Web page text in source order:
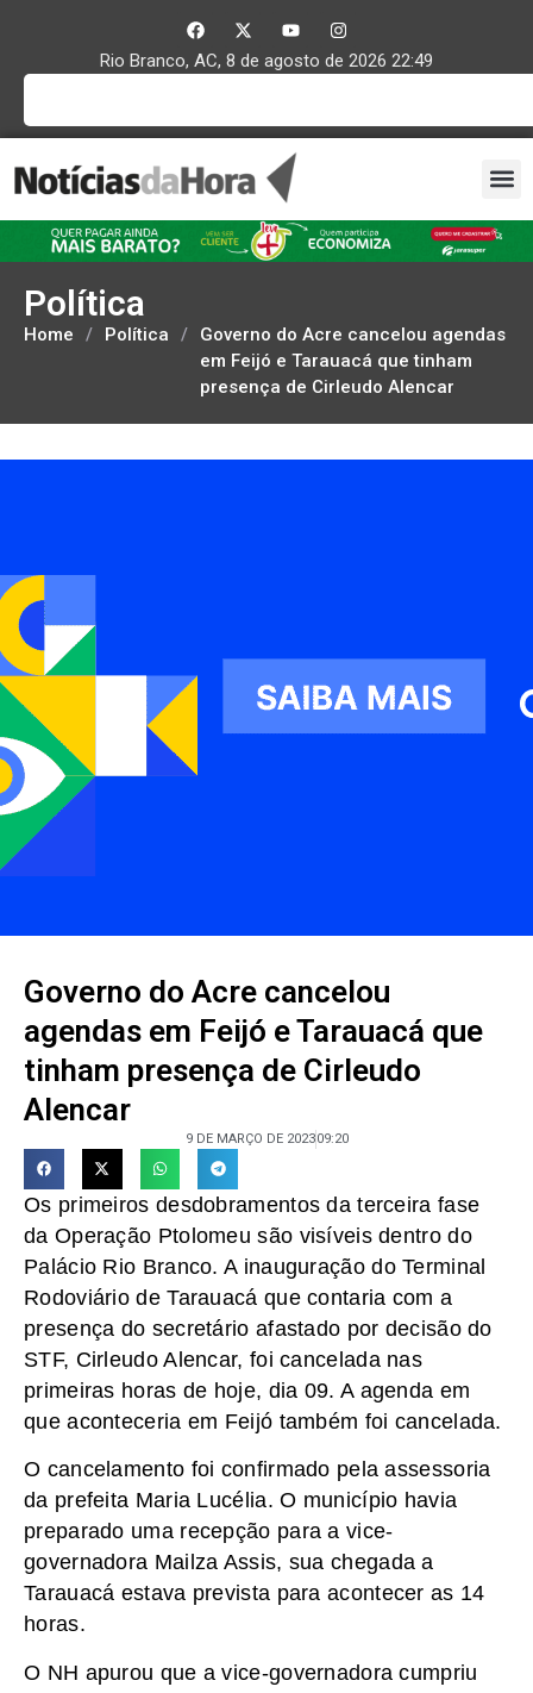
Rio Branco, AC, 8 de agosto de 2026 22:49
Política
Home / Política /
Governo do Acre cancelou agendas
em Feijó e Tarauacá que tinham
presença de Cirleudo Alencar
Governo do Acre cancelou
agendas em Feijó e Tarauacá que
tinham presença de Cirleudo
Alencar
9 DE MARÇO DE 202309:20
Os primeiros desdobramentos da terceira fase
da Operação Ptolomeu são visíveis dentro do
Palácio Rio Branco. A inauguração do Terminal
Rodoviário de Tarauacá que contaria com a
presença do secretário afastado por decisão do
STF, Cirleudo Alencar, foi cancelada nas
primeiras horas de hoje, dia 09. A agenda em
que aconteceria em Feijó também foi cancelada.
O cancelamento foi confirmado pela assessoria
da prefeita Maria Lucélia. O município havia
preparado uma recepção para a vice-
governadora Mailza Assis, sua chegada a
Tarauacá estava prevista para acontecer as 14
horas.
O NH apurou que a vice-governadora cumpriu